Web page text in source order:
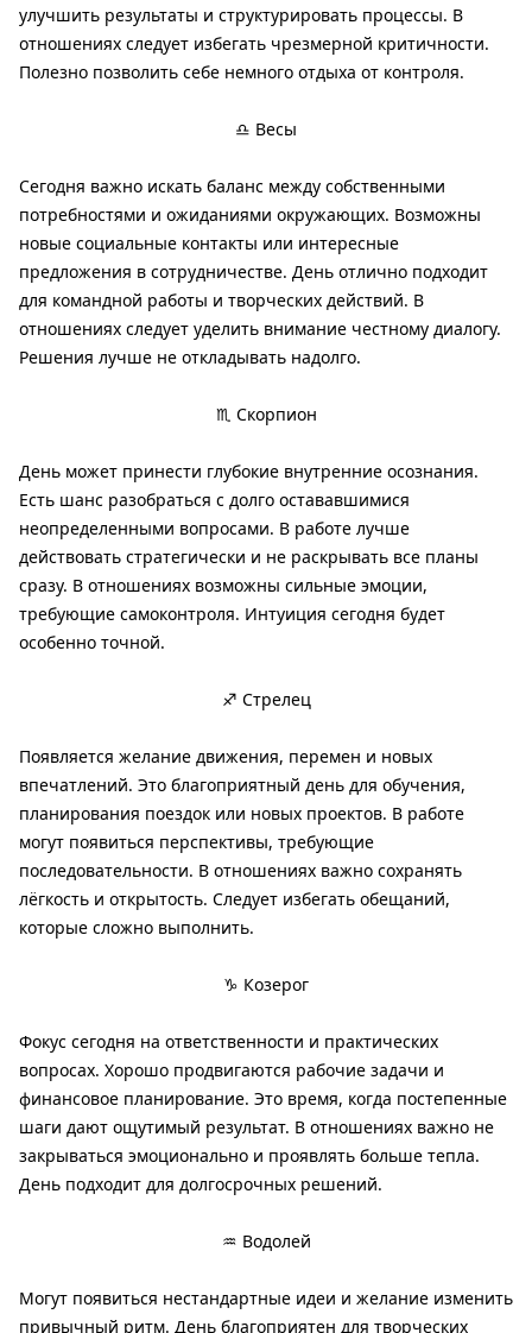
улучшить результаты и структурировать процессы. В
отношениях следует избегать чрезмерной критичности.
Полезно позволить себе немного отдыха от контроля.
♎ Весы
Сегодня важно искать баланс между собственными
потребностями и ожиданиями окружающих. Возможны
новые социальные контакты или интересные
предложения в сотрудничестве. День отлично подходит
для командной работы и творческих действий. В
отношениях следует уделить внимание честному диалогу.
Решения лучше не откладывать надолго.
♏ Скорпион
День может принести глубокие внутренние осознания.
Есть шанс разобраться с долго остававшимися
неопределенными вопросами. В работе лучше
действовать стратегически и не раскрывать все планы
сразу. В отношениях возможны сильные эмоции,
требующие самоконтроля. Интуиция сегодня будет
особенно точной.
♐ Стрелец
Появляется желание движения, перемен и новых
впечатлений. Это благоприятный день для обучения,
планирования поездок или новых проектов. В работе
могут появиться перспективы, требующие
последовательности. В отношениях важно сохранять
лёгкость и открытость. Следует избегать обещаний,
которые сложно выполнить.
♑ Козерог
Фокус сегодня на ответственности и практических
вопросах. Хорошо продвигаются рабочие задачи и
финансовое планирование. Это время, когда постепенные
шаги дают ощутимый результат. В отношениях важно не
закрываться эмоционально и проявлять больше тепла.
День подходит для долгосрочных решений.
♒ Водолей
Могут появиться нестандартные идеи и желание изменить
привычный ритм. День благоприятен для творческих